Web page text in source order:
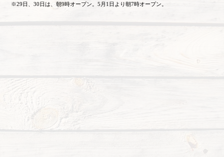
※29日、30日は、朝9時オープン。5月1日より朝7時オープン。